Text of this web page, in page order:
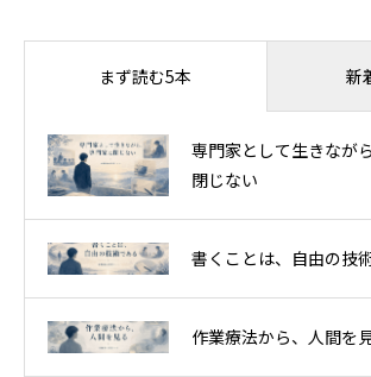
まず読む5本 新
専門家として生きなが
閉じない
書くことは、自由の技
作業療法から、人間を